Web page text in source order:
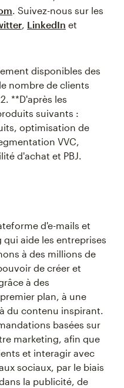
. Suivez-nous sur les
, LinkedIn et
disponibles des
nombre de clients
**D'après les
suivants :
optimisation de
VVC,
d'achat et PBJ.
d'e-mails et
aide les entreprises
à des millions de
de créer et
à des
plan, à une
du contenu inspirant.
basées sur
marketing, afin que
et interagir avec
sociaux, par le biais
la publicité, de